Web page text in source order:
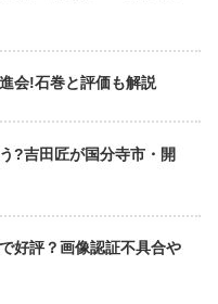
会!石巻と評価も解説
?吉田匠が国分寺市・開
好評？画像認証不具合や